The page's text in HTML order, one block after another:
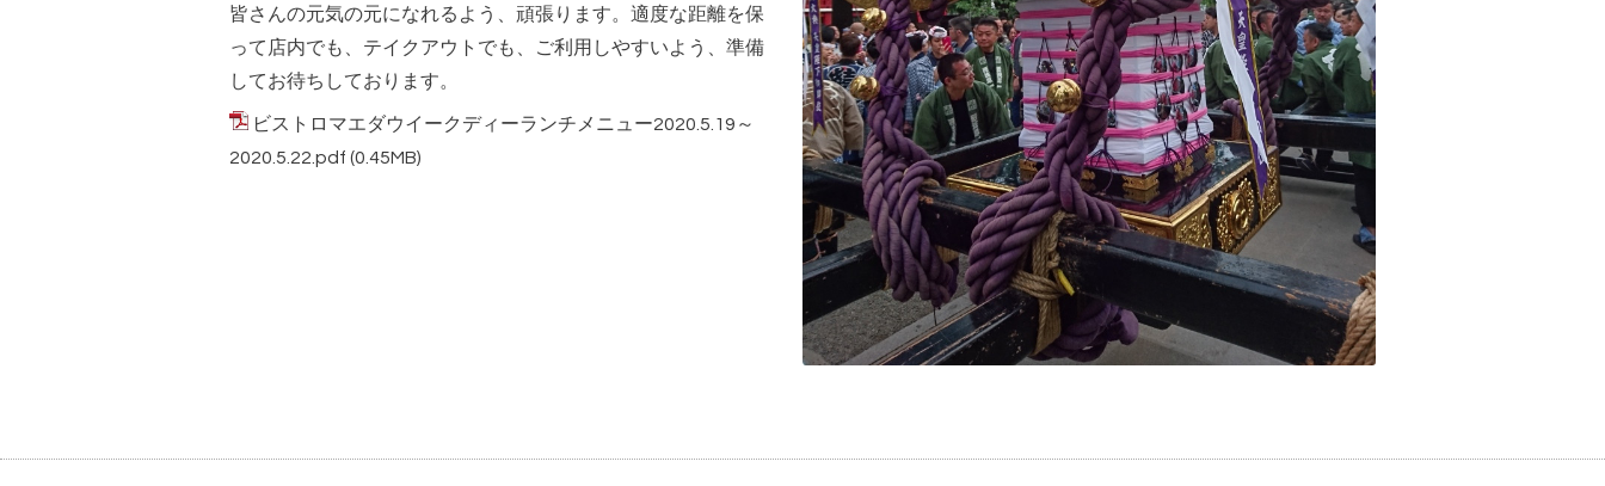
皆さんの元気の元になれるよう、頑張ります。適度な距離を保
って店内でも、テイクアウトでも、ご利用しやすいよう、準備
してお待ちしております。
ビストロマエダウイークディーランチメニュー2020.5.19～
2020.5.22.pdf (0.45MB)